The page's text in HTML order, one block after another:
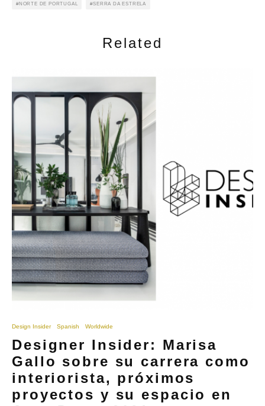
NORTE DE PORTUGAL SERRA DA ESTRELA
Related
Design Insider Spanish Worldwide
Designer Insider: Marisa
Gallo sobre su carrera como
interiorista, próximos
proyectos y su espacio en